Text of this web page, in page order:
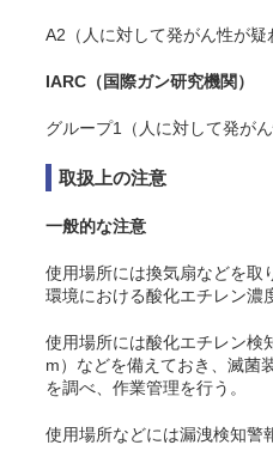
A2（人に対して発がん性が疑
IARC（国際ガン研究機関）
グループ1（人に対して発がん
取扱上の注意
一般的な注意
使用場所には換気扇などを取
環境における酸化エチレン濃
使用場所には酸化エチレン検
m）などを備えておき、滅菌
を調べ、作業管理を行う。
使用場所などには漏洩検知警